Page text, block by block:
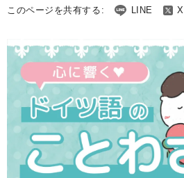
このページを共有する: LINE X